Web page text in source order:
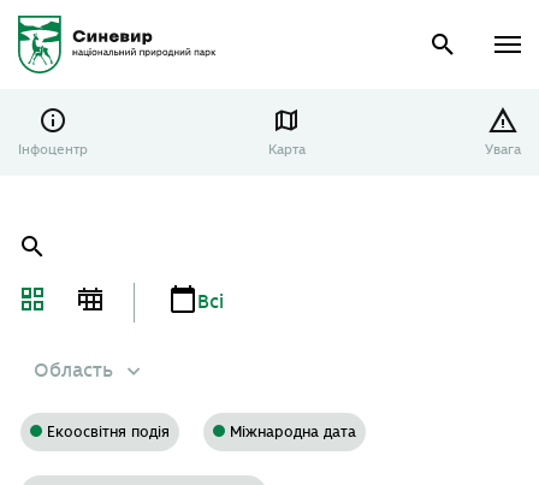
Інфоцентр Карта Увага
Всі
Область
Екоосвітня подія Міжнародна дата